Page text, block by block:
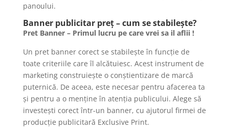
panoului.
Banner publicitar preț – cum se stabilește?
Pret Banner – Primul lucru pe care vrei sa il aflii !
Un pret banner corect se stabilește în funcție de
toate criteriile care îl alcătuiesc. Acest instrument de
marketing construiește o conștientizare de marcă
puternică. De aceea, este necesar pentru afacerea ta
și pentru a o menține în atenția publicului. Alege să
investești corect într-un banner, cu ajutorul firmei de
producție publicitară Exclusive Print.